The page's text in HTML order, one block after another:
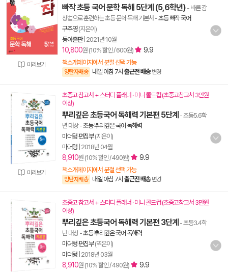
미리보기
빠작 초등 국어 문학 독해 5단계 (5,6학년) - 바른 감
상법으로 훈련하는 초등 문학 독해 기본서 -초등 빠작 국어
구주영(지은이)
동아출판| 2021년 10월
10,800원 (10% 할인 / 600원) 9.9
책소개페이지에서 분철 선택 가능
양탄자배송 내일 아침 7시 출근전 배송 변경
미리보기
초중고 참고서 + 스터디 플래너 · 미니 콜드컵 (초중고참고서 3만원
이상)
뿌리깊은 초등국어 독해력 기본편 5단계 - 초등5.6학
년 대상-초등 뿌리깊은 국어 독해력
마더텅 편집부(지은이)
마더텅 2018년 04월
8,910원 (10% 할인 / 490원) 9.9
책소개페이지에서 분철 선택 가능
양탄자배송 내일 아침 7시 출근전 배송 변경
초중고 참고서 + 스터디 플래너 · 미니 콜드컵 (초중고참고서 3만원
이상)
뿌리깊은 초등국어 독해력 기본편 3단계 - 초등3.4학
년 대상-초등 뿌리깊은 국어 독해력
마더텅 편집부(엮은이)
마더텅 2018년 03월
8,910원 (10% 할인 / 490원) 9.9